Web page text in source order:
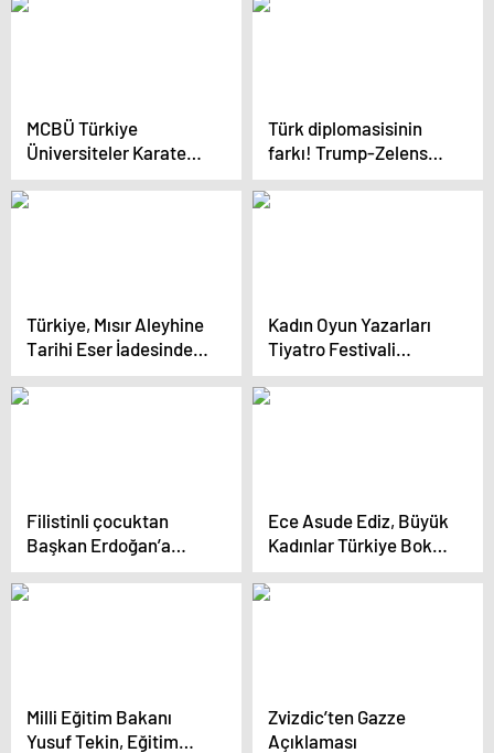
MCBÜ Türkiye
Üniversiteler Karate
Şampiyonası’na Ev
Sahipliği Yapıyor
Türk diplomasisinin
farkı! Trump-Zelenskiy
kavgası sonrası
anlamlı fotoğraf:
Türkiye, Mısır Aleyhine
Tarihi Eser İadesinde
Bulundu
Kadın Oyun Yazarları
Tiyatro Festivali
Başlıyor
Filistinli çocuktan
Başkan Erdoğan’a
duygulandıran
mektup!
Ece Asude Ediz, Büyük
Kadınlar Türkiye Boks
Şampiyonası’nda
İkincilik Elde Etti
Milli Eğitim Bakanı
Yusuf Tekin, Eğitim
Zvizdic’ten Gazze
Açıklaması